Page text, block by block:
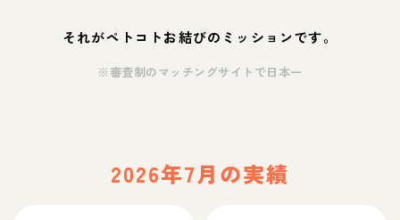
それがペトコトお結びのミッションです。
※審査制のマッチングサイトで日本一
2026年7月の実績